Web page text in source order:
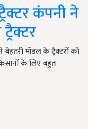
कंपनी ने
मॉडल के ट्रैक्टरों को
के लिए बहुत